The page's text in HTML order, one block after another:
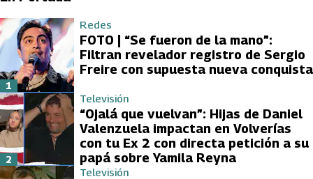
Redes
FOTO | “Se fueron de la mano”:
Filtran revelador registro de Sergio
Freire con supuesta nueva conquista
1
Televisión
“Ojalá que vuelvan”: Hijas de Daniel
Valenzuela impactan en Volverías
con tu Ex 2 con directa petición a su
papá sobre Yamila Reyna
2
Televisión